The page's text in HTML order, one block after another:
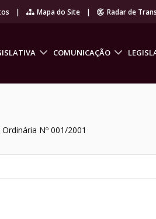
| Mapa do Site | Radar de
COMUNICAÇÃO
Nº 001/2001